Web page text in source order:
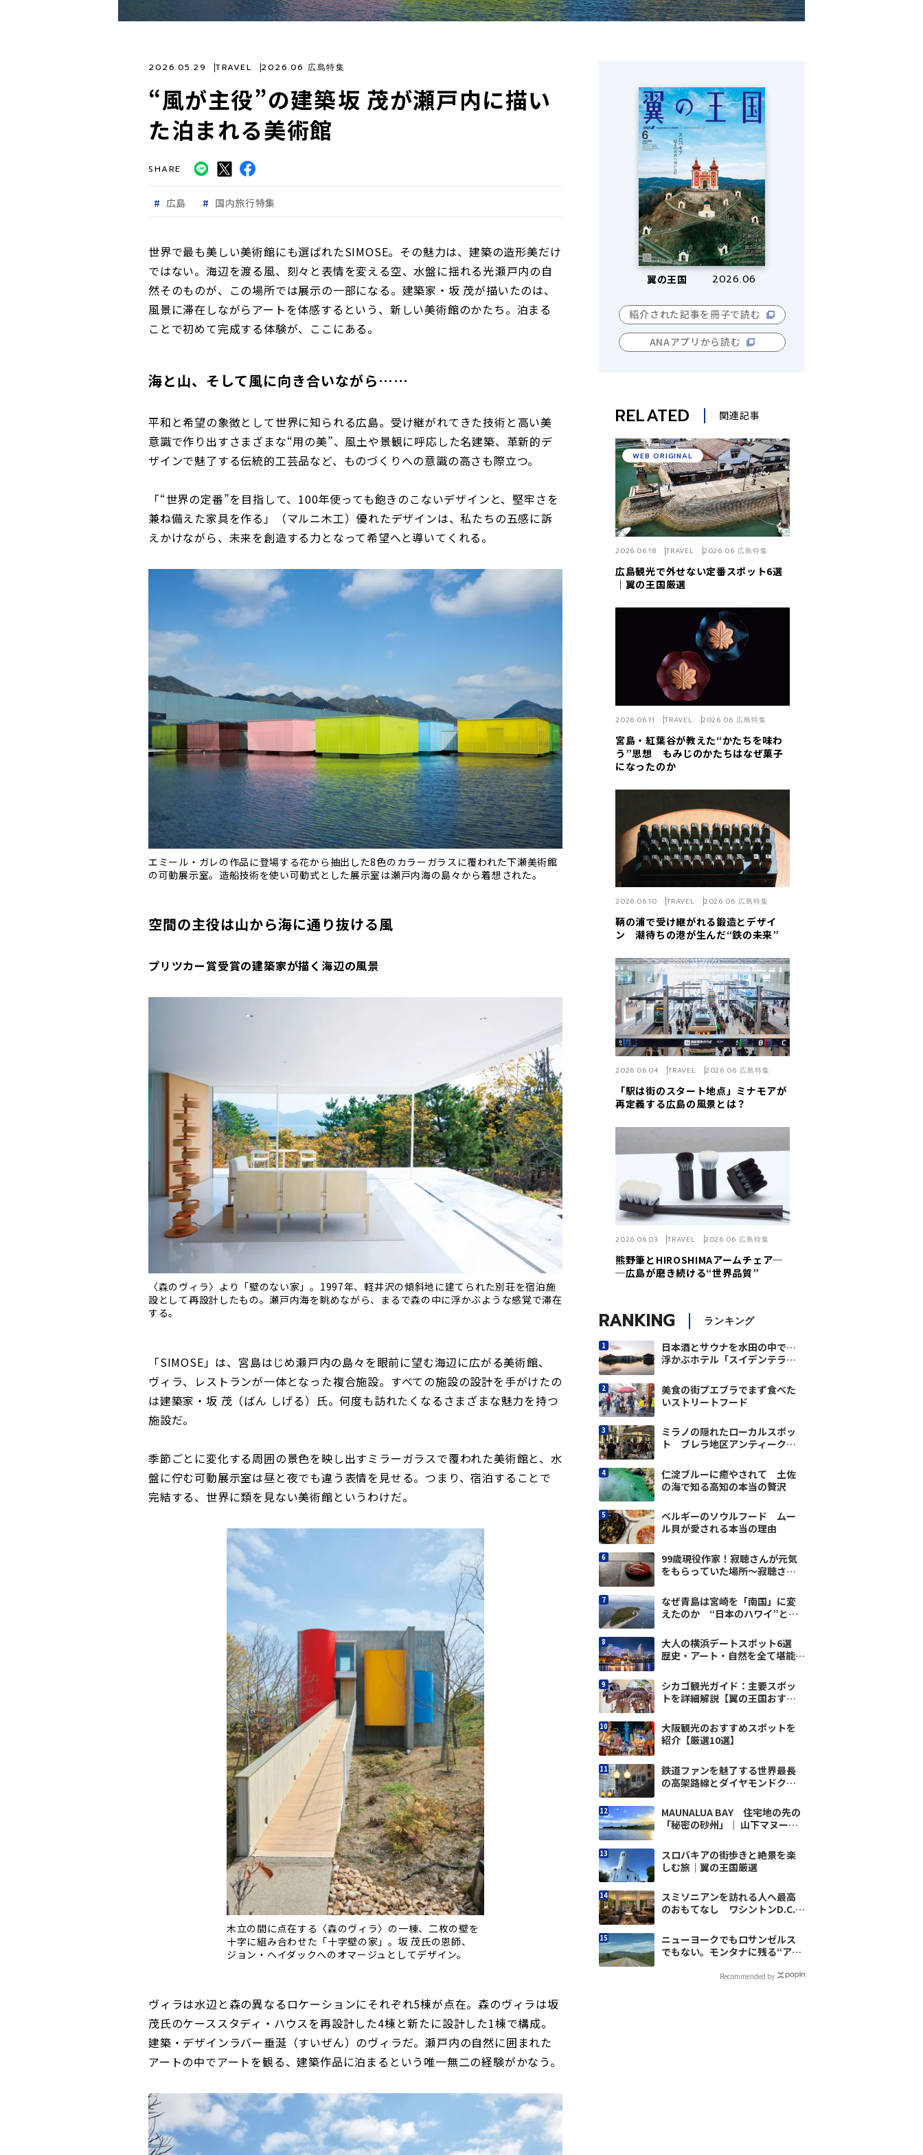
“風が主役”の建築――坂 茂が瀬戸内に描い
た泊まれる美術館
2026.05.29 TRAVEL 2026.06 広島特集
SHARE
広島 国内旅行特集
世界で最も美しい美術館にも選ばれたSIMOSE。その魅力は、建築の造形美だけ
ではない。海辺を渡る風、刻々と表情を変える空、水盤に揺れる光――瀬戸内の自
然そのものが、この場所では展示の一部になる。建築家・坂 茂が描いたのは、
風景に滞在しながらアートを体感するという、新しい美術館のかたち。泊まる
ことで初めて完成する体験が、ここにある。
海と山、そして風に向き合いながら……
平和と希望の象徴として世界に知られる広島。受け継がれてきた技術と高い美
意識で作り出すさまざまな“用の美”、風土や景観に呼応した名建築、革新的デ
ザインで魅了する伝統的工芸品など、ものづくりへの意識の高さも際立つ。
「“世界の定番”を目指して、100年使っても飽きのこないデザインと、堅牢さを
兼ね備えた家具を作る」（マルニ木工）――優れたデザインは、私たちの五感に訴
えかけながら、未来を創造する力となって希望へと導いてくれる。
エミール・ガレの作品に登場する花から抽出した8色のカラーガラスに覆われた下瀬美術館
の可動展示室。造船技術を使い可動式とした展示室は瀬戸内海の島々から着想された。
空間の主役は山から海に通り抜ける風
プリツカー賞受賞の建築家が描く海辺の風景
〈森のヴィラ〉より「壁のない家」。1997年、軽井沢の傾斜地に建てられた別荘を宿泊施
設として再設計したもの。瀬戸内海を眺めながら、まるで森の中に浮かぶような感覚で滞在
する。
「SIMOSE」は、宮島はじめ瀬戸内の島々を眼前に望む海辺に広がる美術館、
ヴィラ、レストランが一体となった複合施設。すべての施設の設計を手がけたの
は建築家・坂 茂（ばん しげる）氏。何度も訪れたくなるさまざまな魅力を持つ
施設だ。
季節ごとに変化する周囲の景色を映し出すミラーガラスで覆われた美術館と、水
盤に佇む可動展示室は昼と夜でも違う表情を見せる。つまり、宿泊することで
完結する、世界に類を見ない美術館というわけだ。
木立の間に点在する〈森のヴィラ〉の一棟、二枚の壁を
十字に組み合わせた「十字壁の家」。坂 茂氏の恩師、
ジョン・ヘイダックへのオマージュとしてデザイン。
ヴィラは水辺と森の異なるロケーションにそれぞれ5棟が点在。森のヴィラは坂
茂氏のケーススタディ・ハウスを再設計した4棟と新たに設計した1棟で構成。
建築・デザインラバー垂涎（すいぜん）のヴィラだ。瀬戸内の自然に囲まれた
アートの中でアートを観る、建築作品に泊まるという唯一無二の経験がかなう。
翼の王国 2026.06
紹介された記事を冊子で読む
ANAアプリから読む
RELATED 関連記事
広島観光で外せない定番スポット6選
｜翼の王国厳選
2026.06.18 TRAVEL 2026.06 広島特集
WEB ORIGINAL
宮島・紅葉谷が教えた“かたちを味わ
う”思想 もみじのかたちはなぜ菓子
になったのか
2026.06.11 TRAVEL 2026.06 広島特集
鞆の浦で受け継がれる鍛造とデザイ
ン 潮待ちの港が生んだ“鉄の未来”
2026.06.10 TRAVEL 2026.06 広島特集
「駅は街のスタート地点」ミナモアが
再定義する広島の風景とは？
2026.06.04 TRAVEL 2026.06 広島特集
熊野筆とHIROSHIMAアームチェア─
─広島が磨き続ける“世界品質”
2026.06.03 TRAVEL 2026.06 広島特集
RANKING ランキング
日本酒とサウナを水田の中で…
浮かぶホテル「スイデンテラ
美食の街プエブラでまず食べた
いストリートフード
ミラノの隠れたローカルスポッ
ト ブレラ地区アンティーク
仁淀ブルーに癒やされて 土佐
の海で知る高知の本当の贅沢
ベルギーのソウルフード ムー
ル貝が愛される本当の理由
99歳現役作家！寂聴さんが元気
をもらっていた場所〜寂聴さん
なぜ青島は宮崎を「南国」に変
えたのか “日本のハワイ”と呼
大人の横浜デートスポット6選
歴史・アート・自然を全て堪能｜
シカゴ観光ガイド：主要スポッ
トを詳細解説【翼の王国おすす
大阪観光のおすすめスポットを
紹介【厳選10選】
鉄道ファンを魅了する世界最長
の高架路線とダイヤモンドクロ
MAUNALUA BAY 住宅地の先の
「秘密の砂州」｜ 山下マヌーの
スロバキアの街歩きと絶景を楽
しむ旅｜翼の王国厳選
スミソニアンを訪れる人へ最高
のおもてなし ワシントンD.C.の
ニューヨークでもロサンゼルス
でもない。モンタナに残る“アメ
Recommended by